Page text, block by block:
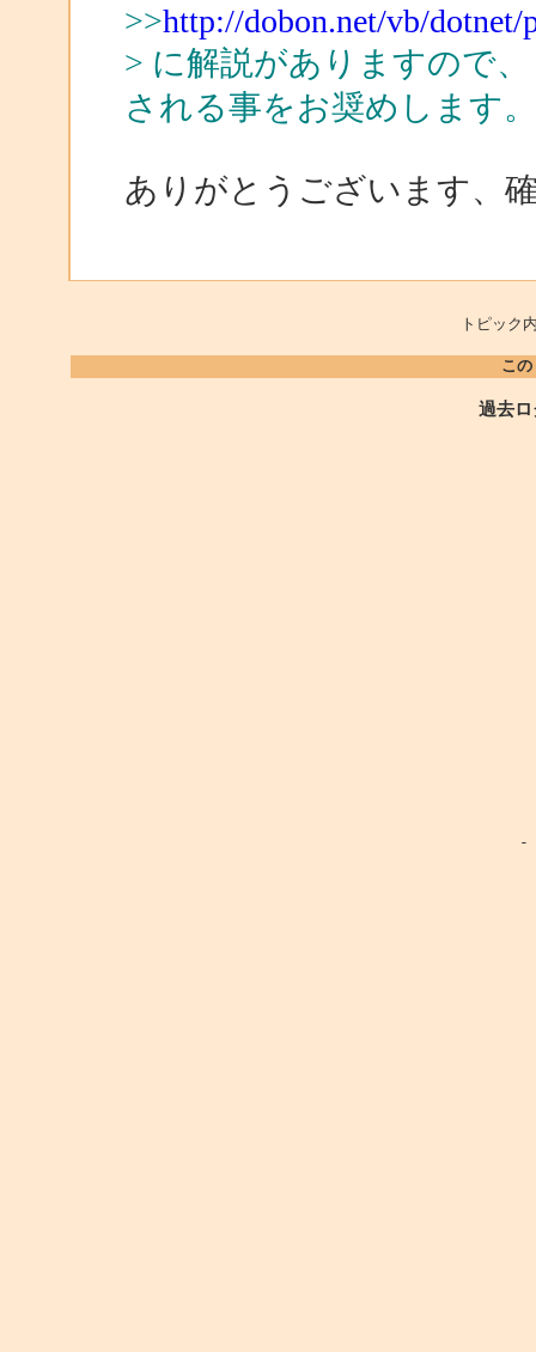
>>http://dobon.net/vb/
> に解説がありますので
される事をお奨めします。
ありがとうございます、
トピッ
こ
過去